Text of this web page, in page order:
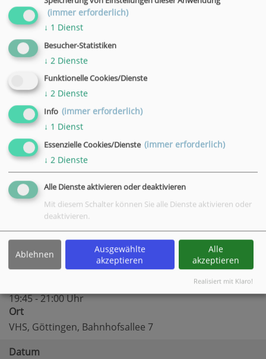
19:45 - 21:00 Uhr
Ort
VHS, Göttingen, Bahnhofsallee 7
Datum
29.10.2026
Uhrzeit
19:45 - 21:00 Uhr
Ort
VHS, Göttingen, Bahnhofsallee 7
Datum
05.11.2026
Uhrzeit
19:45 - 21:00 Uhr
VHS, Göttingen, Bahnhofsallee 7
Datum
12.11.2026
19:45 - 21:00 Uhr
Ort
VHS, Göttingen, Bahnhofsallee 7
Datum
(immer erforderlich)
↓ 1 Dienst
Besucher-Statistiken
↓ 2 Dienste
Funktionelle Cookies/Dienste
↓ 2 Dienste
Info (immer erforderlich)
↓ 1 Dienst
Essenzielle Cookies/Dienste (immer erforderlich)
↓ 2 Dienste
Alle Dienste aktivieren oder deaktivieren
Mit diesem Schalter können Sie alle Dienste aktivieren oder
deaktivieren.
Ablehnen
Ausgewählte
akzeptieren
Alle
akzeptieren
Realisiert mit Klaro!